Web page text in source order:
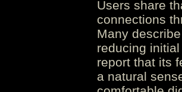
Users share
connections
Many
reducing
report that its
a natural